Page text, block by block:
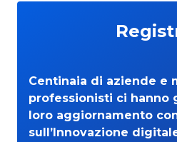
Centinaia di aziende e
professionisti ci hanno
loro aggiornamento
sull’Innovazione